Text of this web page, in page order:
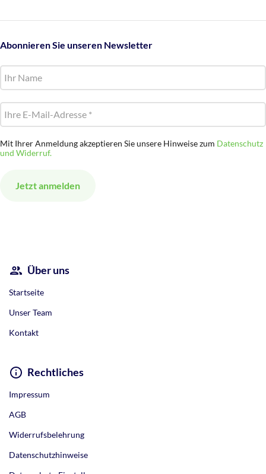
Abonnieren Sie unseren Newsletter
Mit Ihrer Anmeldung akzeptieren Sie unsere Hinweise zum Datenschutz
und Widerruf.
Über uns
Startseite
Unser Team
Kontakt
Rechtliches
Impressum
AGB
Widerrufsbelehrung
Datenschutzhinweise